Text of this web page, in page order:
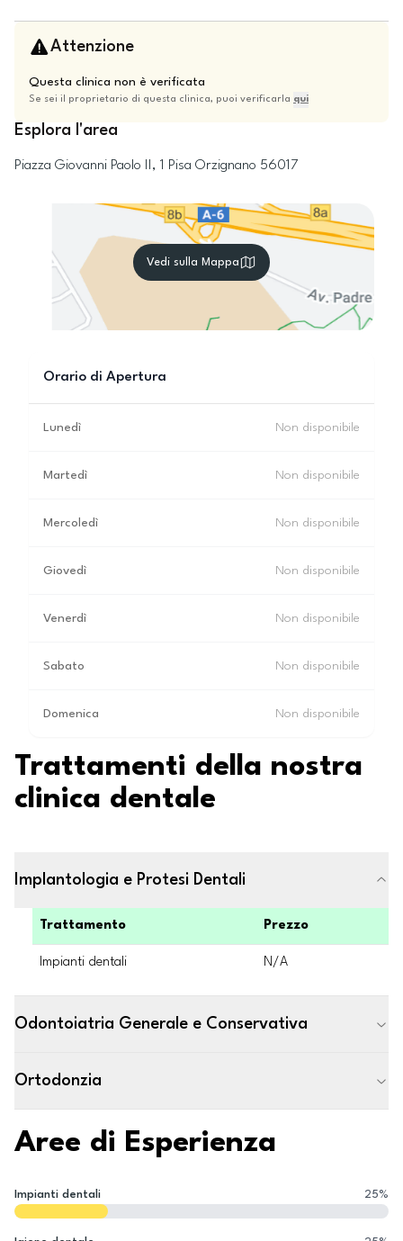
Attenzione
Questa clinica non è verificata
Se sei il proprietario di questa clinica, puoi verificarla qui
Esplora l'area
Piazza Giovanni Paolo II, 1 Pisa Orzignano 56017
Vedi sulla Mappa
Orario di Apertura
Lunedì Non disponibile
Martedì Non disponibile
Mercoledì Non disponibile
Giovedì Non disponibile
Venerdì Non disponibile
Sabato Non disponibile
Domenica Non disponibile
Trattamenti della nostra
clinica dentale
Implantologia e Protesi Dentali
Trattamento Prezzo
Impianti dentali N/A
Odontoiatria Generale e Conservativa
Ortodonzia
Aree di Esperienza
Impianti dentali 25%